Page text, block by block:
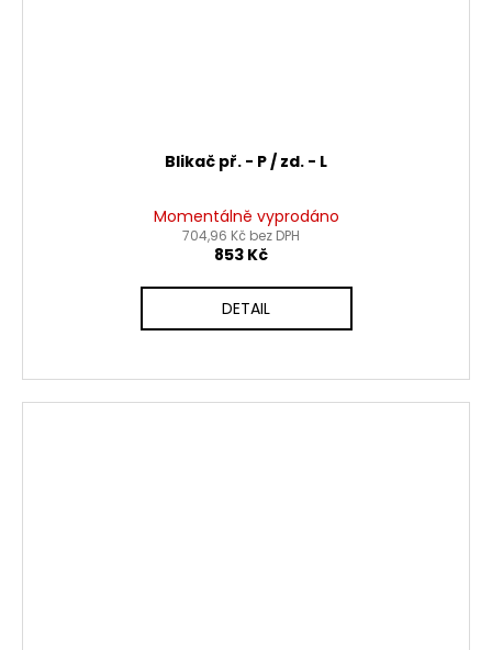
Blikač př. - P / zd. - L
Momentálně vyprodáno
704,96 Kč bez DPH
853 Kč
DETAIL